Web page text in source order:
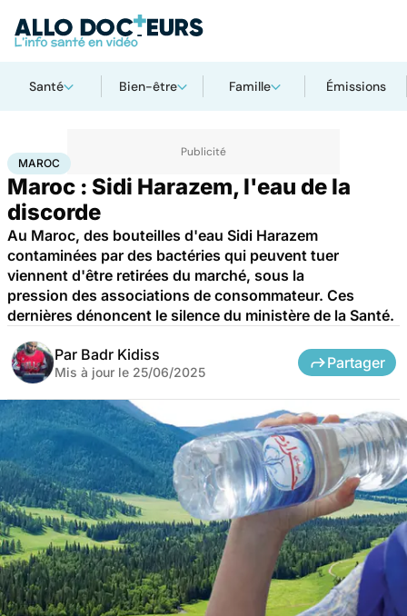
Santé Bien-être Famille Émissions
AccueilSanté
MAROC
Maroc : Sidi Harazem, l'eau de la
discorde
Au Maroc, des bouteilles d'eau Sidi Harazem
contaminées par des bactéries qui peuvent tuer
viennent d'être retirées du marché, sous la
pression des associations de consommateur. Ces
dernières dénoncent le silence du ministère de la Santé.
Par Badr Kidiss
Mis à jour le 25/06/2025
Partager